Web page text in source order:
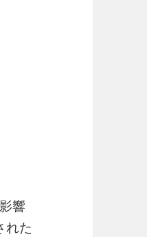
響
れた